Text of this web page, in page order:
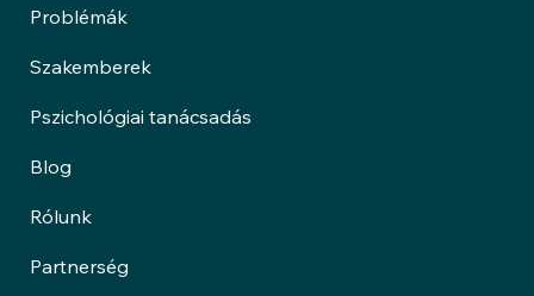
Problémák
Szakemberek
Pszichológiai tanácsadás
Blog
Rólunk
Partnerség